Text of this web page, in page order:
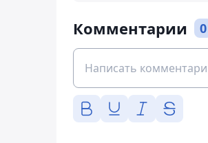
Комментарии 0